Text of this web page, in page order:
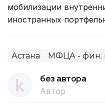
мобилизации
иностранных
Астана МФЦА - фин.
без автора
Автор